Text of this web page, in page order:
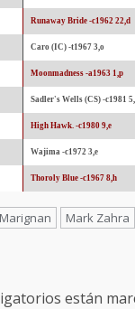
Runaway Bride -c1962 22,d
Caro (IC) -t1967 3,o
Moonmadness -a1963 1,p
Sadler's Wells (CS) -c1981
High Hawk. -c1980 9,e
Wajima -c1972 3,e
Thoroly Blue -c1967 8,h
Marignan Mark Zahra
están